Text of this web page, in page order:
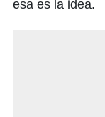
esa es la idea.